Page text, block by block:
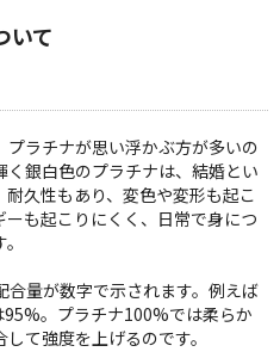
いて
ラチナが思い浮かぶ方が多いの
銀白色のプラチナは、結婚とい
久性もあり、変色や変形も起こ
も起こりにくく、日常で身につ
量が数字で示されます。例えば
。プラチナ100%では柔らか
て強度を上げるのです。